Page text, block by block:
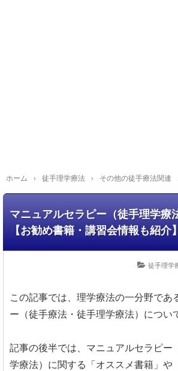
ホーム › 徒手理学療法 › その他の徒手療法関連
マニュアルセラピー（徒手理学療
【お勧め書籍・講習会情報も紹介】
徒手理学
この記事では、理学療法の一分野であ
ー（徒手療法・徒手理学療法）につい
記事の後半では、マニュアルセラピー
学療法）に関する「オススメ書籍」や